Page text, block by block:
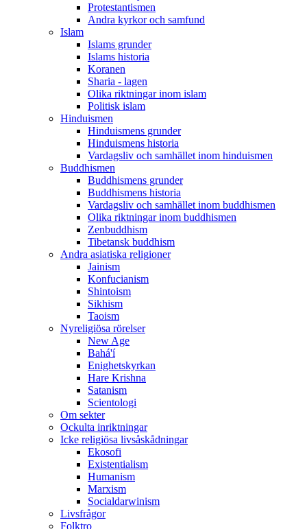
Protestantismen
Andra kyrkor och samfund
Islam
Islams grunder
Islams historia
Koranen
Sharia - lagen
Olika riktningar inom islam
Politisk islam
Hinduismen
Hinduismens grunder
Hinduismens historia
Vardagsliv och samhället inom hinduismen
Buddhismen
Buddhismens grunder
Buddhismens historia
Vardagsliv och samhället inom buddhismen
Olika riktningar inom buddhismen
Zenbuddhism
Tibetansk buddhism
Andra asiatiska religioner
Jainism
Konfucianism
Shintoism
Sikhism
Taoism
Nyreligiösa rörelser
New Age
Bahá'í
Enighetskyrkan
Hare Krishna
Satanism
Scientologi
Om sekter
Ockulta inriktningar
Icke religiösa livsåskådningar
Ekosofi
Existentialism
Humanism
Marxism
Socialdarwinism
Livsfrågor
Folktro